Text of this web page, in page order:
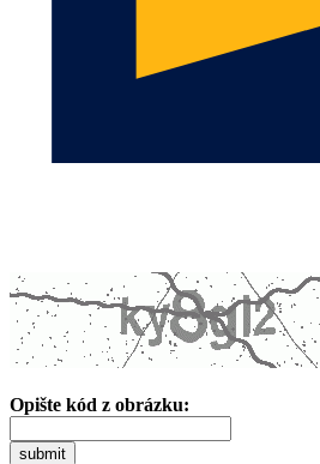
Opište kód z obrázku:
submit